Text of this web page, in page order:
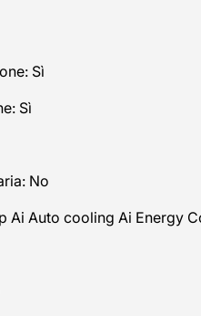
Sì
Sì
No
Ai Auto cooling Ai Energy